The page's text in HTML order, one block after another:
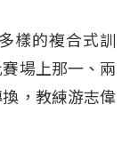
樣的複合式訓
場上那一、兩
，教練游志偉